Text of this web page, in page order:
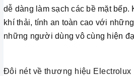
dễ dàng làm sạch các bề mặt bếp.
khí thải, tính an toàn cao với
những người dùng vô cùng hiện
Đôi nét về thương hiệu Electrolux